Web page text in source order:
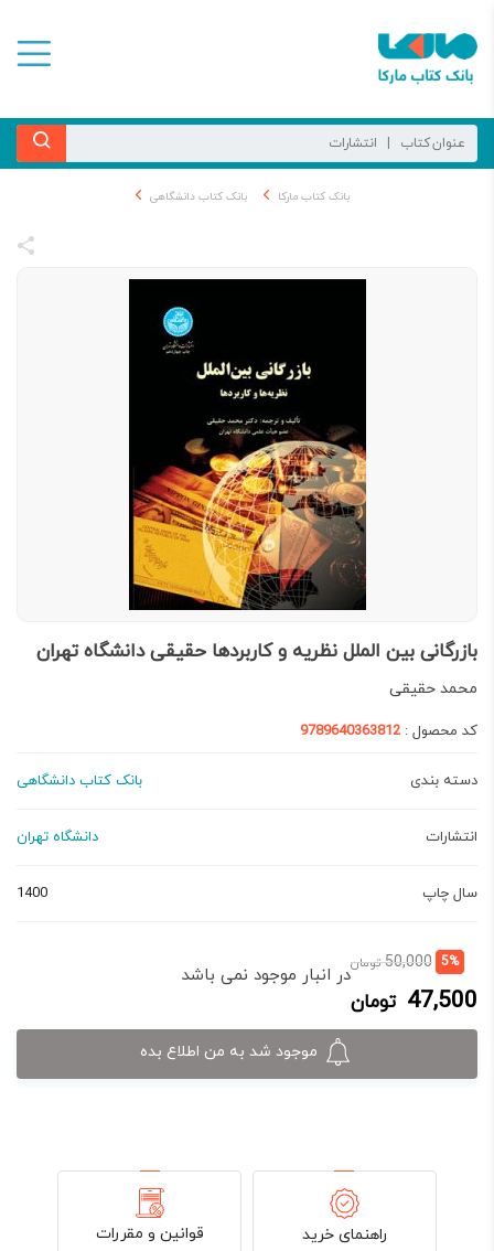
بانک کتاب مارکا بانک کتاب دانشگاهی
بازرگانی بین الملل نظریه و کاربردها حقیقی دانشگاه تهران
محمد حقیقی
کد محصول : 9789640363812
دسته بندی بانک کتاب دانشگاهی
انتشارات دانشگاه تهران
سال چاپ 1400
5%
50,000 تومانقیمت
اصلی:
47,500 تومان
قیمت
فعلی:
47,500 تومان.
در انبار موجود نمی باشد
موجود شد به من اطلاع بده
راهنمای خرید قوانین و مقررات